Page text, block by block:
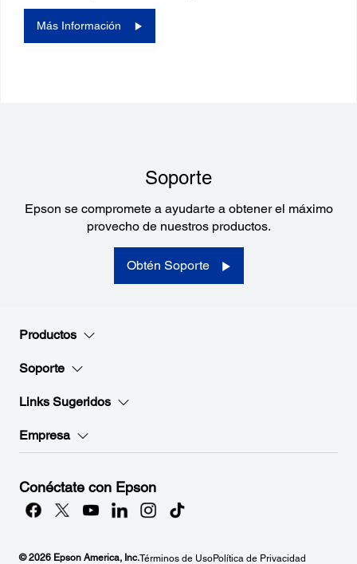
Más Información
Soporte
Epson se compromete a ayudarte a obtener el máximo
provecho de nuestros productos.
Obtén Soporte
Productos
Soporte
Links Sugeridos
Empresa
Conéctate con Epson
© 2026 Epson America, Inc.Términos de UsoPolítica de Privacidad